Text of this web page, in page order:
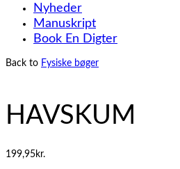
Nyheder
Manuskript
Book En Digter
Back to Fysiske bøger
HAVSKUM
199,95kr.